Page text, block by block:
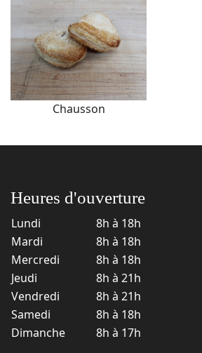
Chausson
Heures d'ouverture
Lundi
8h à 18h
Mardi
8h à 18h
Mercredi
8h à 18h
Jeudi
8h à 21h
Vendredi
8h à 21h
Samedi
8h à 18h
Dimanche
8h à 17h